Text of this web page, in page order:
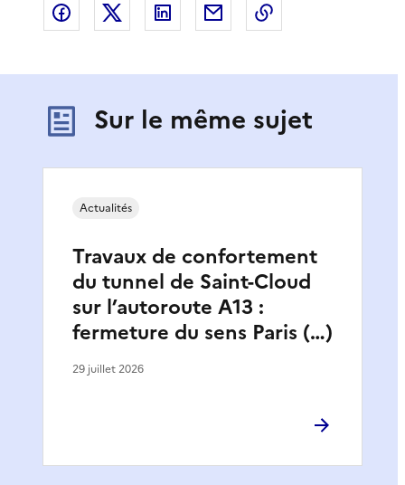
Partager sur Facebook
Partager sur XPartager sur LinkedIn
Partager par email
Sur le même sujet
Travaux de confortement
du tunnel de Saint-Cloud
sur l’autoroute A13 :
fermeture du sens Paris (…)
Actualités
29 juillet 2026